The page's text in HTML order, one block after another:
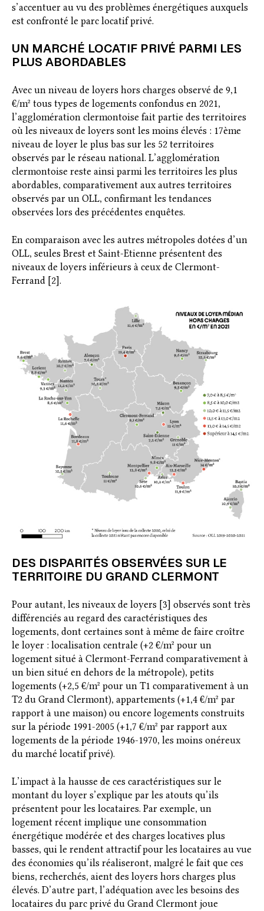
s’accentuer au vu des problèmes énergétiques auxquels
est confronté le parc locatif privé.
UN MARCHÉ LOCATIF PRIVÉ PARMI LES
PLUS ABORDABLES
Avec un niveau de loyers hors charges observé de 9,1
€/m² tous types de logements confondus en 2021,
l’agglomération clermontoise fait partie des territoires
où les niveaux de loyers sont les moins élevés : 17ème
niveau de loyer le plus bas sur les 52 territoires
observés par le réseau national. L’agglomération
clermontoise reste ainsi parmi les territoires les plus
abordables, comparativement aux autres territoires
observés par un OLL, confirmant les tendances
observées lors des précédentes enquêtes.
En comparaison avec les autres métropoles dotées d’un
OLL, seules Brest et Saint-Etienne présentent des
niveaux de loyers inférieurs à ceux de Clermont-
Ferrand [2].
DES DISPARITÉS OBSERVÉES SUR LE
TERRITOIRE DU GRAND CLERMONT
Pour autant, les niveaux de loyers [3] observés sont très
différenciés au regard des caractéristiques des
logements, dont certaines sont à même de faire croître
le loyer : localisation centrale (+2 €/m² pour un
logement situé à Clermont-Ferrand comparativement à
un bien situé en dehors de la métropole), petits
logements (+2,5 €/m² pour un T1 comparativement à un
T2 du Grand Clermont), appartements (+1,4 €/m² par
rapport à une maison) ou encore logements construits
sur la période 1991-2005 (+1,7 €/m² par rapport aux
logements de la période 1946-1970, les moins onéreux
du marché locatif privé).
L’impact à la hausse de ces caractéristiques sur le
montant du loyer s’explique par les atouts qu’ils
présentent pour les locataires. Par exemple, un
logement récent implique une consommation
énergétique modérée et des charges locatives plus
basses, qui le rendent attractif pour les locataires au vue
des économies qu’ils réaliseront, malgré le fait que ces
biens, recherchés, aient des loyers hors charges plus
élevés. D’autre part, l’adéquation avec les besoins des
locataires du parc privé du Grand Clermont joue